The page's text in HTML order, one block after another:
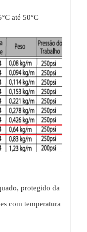
até 50°C
protegido da
com temperatura